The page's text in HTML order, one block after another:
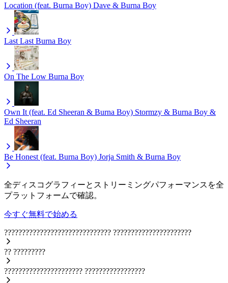
Location (feat. Burna Boy) Dave & Burna Boy
Last Last Burna Boy
On The Low Burna Boy
Own It (feat. Ed Sheeran & Burna Boy) Stormzy & Burna Boy &
Ed Sheeran
Be Honest (feat. Burna Boy) Jorja Smith & Burna Boy
全ディスコグラフィーとストリーミングパフォーマンスを全
プラットフォームで確認。
今すぐ無料で始める
?????????????????????????????? ??????????????????????
?? ?????????
?????????????????????? ?????????????????